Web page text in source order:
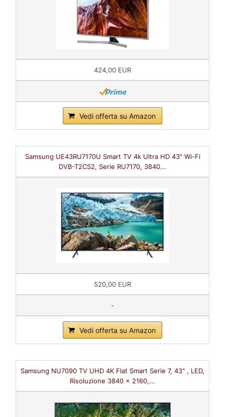
424,00 EUR
Vedi offerta su Amazon
Samsung UE43RU7170U Smart TV 4k Ultra HD 43" Wi-Fi
DVB-T2CS2, Serie RU7170, 3840...
520,00 EUR
-
Vedi offerta su Amazon
Samsung NU7090 TV UHD 4K Flat Smart Serie 7, 43" , LED,
Risoluzione 3840 x 2160,...